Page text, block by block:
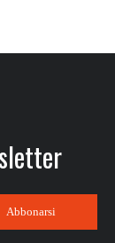
Abbonarsi